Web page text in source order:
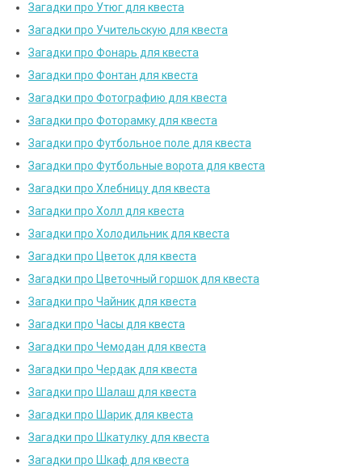
Загадки про Утюг для квеста
Загадки про Учительскую для квеста
Загадки про Фонарь для квеста
Загадки про Фонтан для квеста
Загадки про Фотографию для квеста
Загадки про Фоторамку для квеста
Загадки про Футбольное поле для квеста
Загадки про Футбольные ворота для квеста
Загадки про Хлебницу для квеста
Загадки про Холл для квеста
Загадки про Холодильник для квеста
Загадки про Цветок для квеста
Загадки про Цветочный горшок для квеста
Загадки про Чайник для квеста
Загадки про Часы для квеста
Загадки про Чемодан для квеста
Загадки про Чердак для квеста
Загадки про Шалаш для квеста
Загадки про Шарик для квеста
Загадки про Шкатулку для квеста
Загадки про Шкаф для квеста